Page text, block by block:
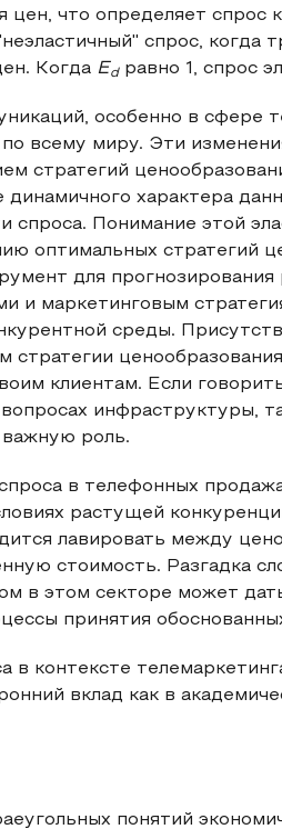
цен, что определяет спрос
спрос, когда
Когда E d равно 1, спрос
особенно в сфере
всему миру. Эти
стратегий
характера
спроса. Понимание этой
оптимальных стратегий
для
и маркетинговым
среды.
стратегии
клиентам. Если
инфраструктуры,
важную роль.
в телефонных
растущей
лавировать между
стоимость. Разгадка
в этом секторе может
принятия
в контексте
вклад как в
понятий